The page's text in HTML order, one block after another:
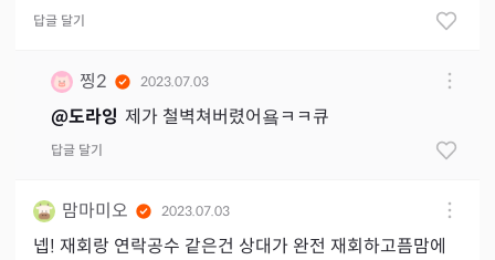
답글 달기
찡2 2023.07.03
@도라잉 제가 철벽쳐버렸어욬ㅋㅋ큐
답글 달기
맘마미오 2023.07.03
넵! 재회랑 연락공수 같은건 상대가 완전 재회하고픔맘에